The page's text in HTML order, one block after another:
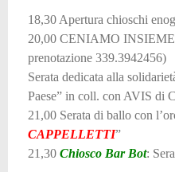
18,30 Apertura chioschi
20,00 CENIAMO INSIEME
prenotazione 339.3942456)
Serata dedicata alla
Paese” in coll. con AVIS di
21,00 Serata di ballo con
CAPPELLETTI”
21,30 Chiosco Bar Bot: